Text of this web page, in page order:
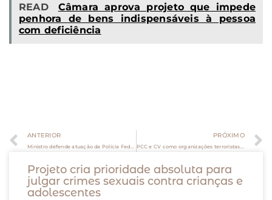
READ
Câmara aprova projeto que impede
penhora de bens indispensáveis à pessoa
com deficiência
ANTERIOR PRÓXIMO
Projeto cria prioridade absoluta para
julgar crimes sexuais contra crianças e
adolescentes